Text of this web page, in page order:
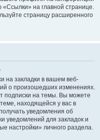
на главной странице.
страницу расширенного
на закладки в вашем веб-
о произошедших изменениях.
подписки на темы. Вы можете
находящейся у вас в
уведомления об
уведомлений для закладок и
настройки» личного раздела.